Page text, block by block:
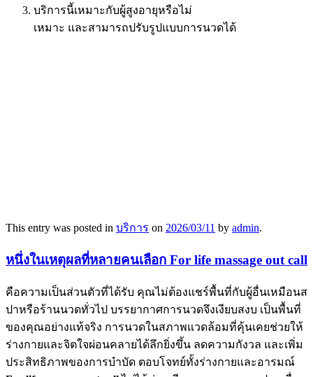
บริการนี้เหมาะกับผู้สูงอายุหรือไม่
เหมาะ และสามารถปรับรูปแบบการนวดได้
This entry was posted in บริการ on 2026/03/11 by admin.
หนึ่งในเหตุผลที่หลายคนเลือก For life massage out call
คือความเป็นส่วนตัวที่ได้รับ คุณไม่ต้องแชร์พื้นที่กับผู้อื่นเหมือนส
ปาหรือร้านนวดทั่วไป บรรยากาศการนวดจึงเงียบสงบ เป็นพื้นที่
ของคุณอย่างแท้จริง การนวดในสภาพแวดล้อมที่คุ้นเคยช่วยให้
ร่างกายและจิตใจผ่อนคลายได้ลึกยิ่งขึ้น ลดความกังวล และเพิ่ม
ประสิทธิภาพของการบำบัด ตอบโจทย์ทั้งร่างกายและอารมณ์